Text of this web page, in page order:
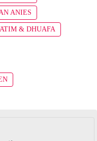
ANIES
& DHUAFA